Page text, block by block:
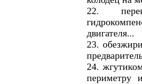
22.
двигателя...
23.
24.
периметру